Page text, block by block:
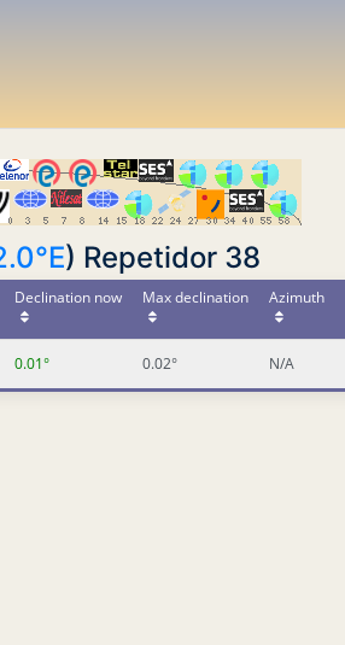
) Repetidor 38
Declination now Max declination Azimuth
0.01° 0.02° N/A